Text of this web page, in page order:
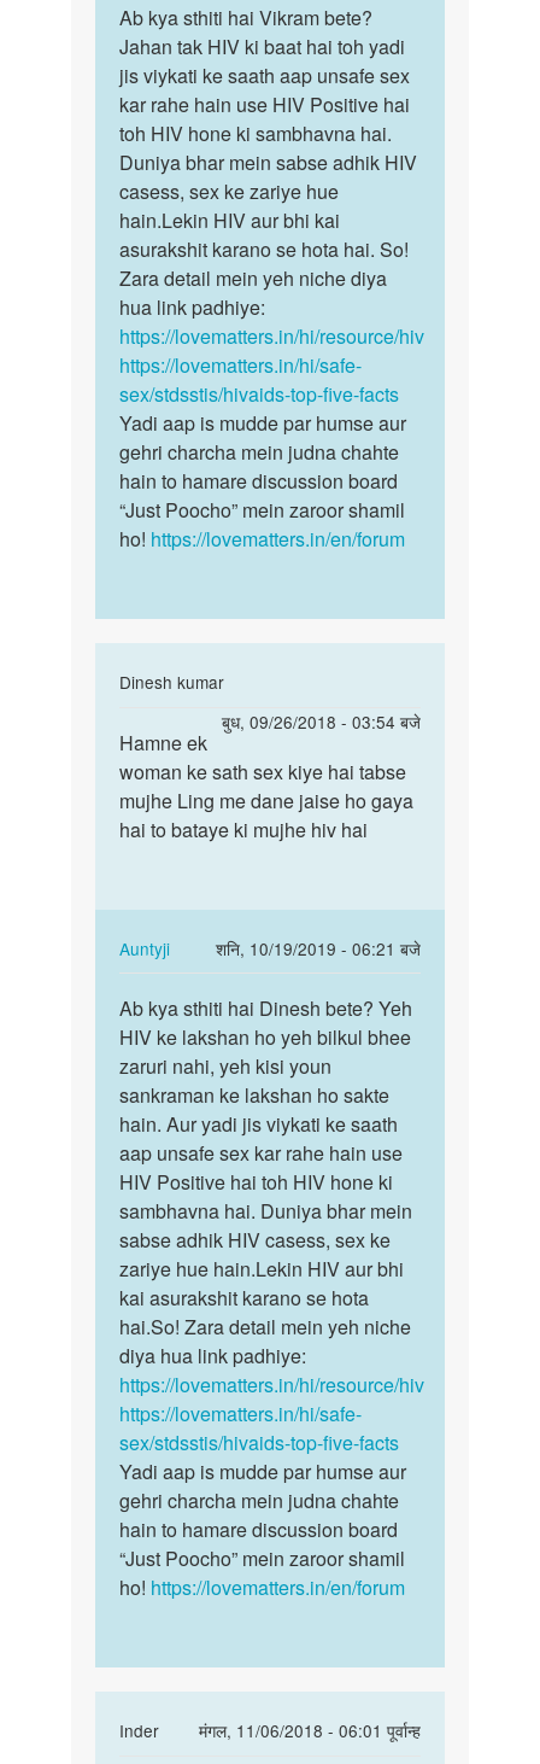
to
Mera
naam
vikram
kumar
ha…
by
अज्ञात
Ab
kya
sthiti
hai
Vikram…
Ab kya sthiti hai Vikram bete?
Jahan tak HIV ki baat hai toh yadi
jis viykati ke saath aap unsafe sex
kar rahe hain use HIV Positive hai
toh HIV hone ki sambhavna hai.
Duniya bhar mein sabse adhik HIV
casess, sex ke zariye hue
hain.Lekin HIV aur bhi kai
asurakshit karano se hota hai. So!
Zara detail mein yeh niche diya
hua link padhiye:
https://lovematters.in/hi/resource/hiv
https://lovematters.in/hi/safe-
sex/stdsstis/hivaids-top-five-facts
Yadi aap is mudde par humse aur
gehri charcha mein judna chahte
hain to hamare discussion board
“Just Poocho” mein zaroor shamil
ho! https://lovematters.in/en/forum
Dinesh kumar
बुध, 09/26/2018 - 03:54 बजे
In
to
मेरी
शादी
हो
मैं
एक
by
सुमित
Hamne
ek
woman
ke
Hamne ek
woman ke sath sex kiye hai tabse
mujhe Ling me dane jaise ho gaya
hai to bataye ki mujhe hiv hai
Auntyji
शनि, 10/19/2019 - 06:21 बजे
In
reply
to
Hamne
ek
woman
ke
sath
sex…
by
Dinesh
kumar
Ab
kya
sthiti
hai
Dinesh…
Ab kya sthiti hai Dinesh bete? Yeh
HIV ke lakshan ho yeh bilkul bhee
zaruri nahi, yeh kisi youn
sankraman ke lakshan ho sakte
hain. Aur yadi jis viykati ke saath
aap unsafe sex kar rahe hain use
HIV Positive hai toh HIV hone ki
sambhavna hai. Duniya bhar mein
sabse adhik HIV casess, sex ke
zariye hue hain.Lekin HIV aur bhi
kai asurakshit karano se hota
hai.So! Zara detail mein yeh niche
diya hua link padhiye:
https://lovematters.in/hi/resource/hiv
https://lovematters.in/hi/safe-
sex/stdsstis/hivaids-top-five-facts
Yadi aap is mudde par humse aur
gehri charcha mein judna chahte
hain to hamare discussion board
“Just Poocho” mein zaroor shamil
ho! https://lovematters.in/en/forum
Inder
मंगल, 11/06/2018 - 06:01 पूर्वान्ह
In